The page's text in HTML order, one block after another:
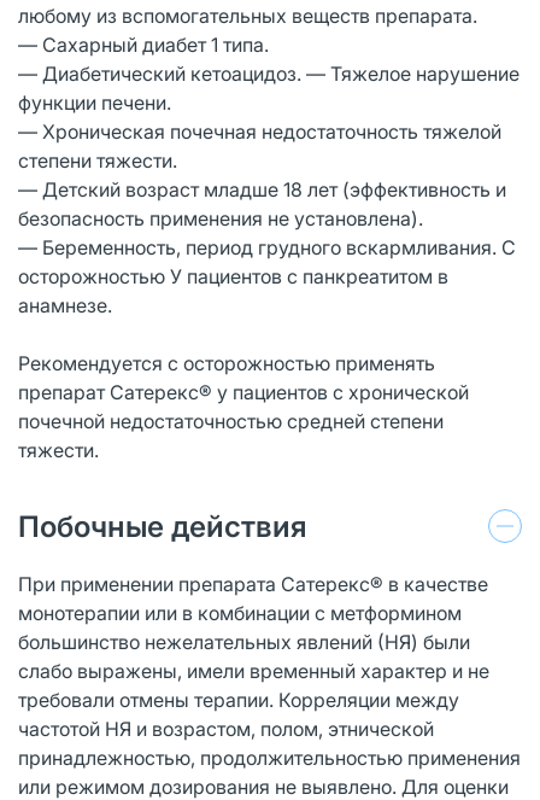
любому из вспомогательных веществ препарата.
— Сахарный диабет 1 типа.
— Диабетический кетоацидоз. — Тяжелое нарушение
функции печени.
— Хроническая почечная недостаточность тяжелой
степени тяжести.
— Детский возраст младше 18 лет (эффективность и
безопасность применения не установлена).
— Беременность, период грудного вскармливания. С
осторожностью У пациентов с панкреатитом в
анамнезе.
Рекомендуется с осторожностью применять
препарат Сатерекс® у пациентов с хронической
почечной недостаточностью средней степени
тяжести.
Побочные действия
При применении препарата Сатерекс® в качестве
монотерапии или в комбинации с метформином
большинство нежелательных явлений (НЯ) были
слабо выражены, имели временный характер и не
требовали отмены терапии. Корреляции между
частотой НЯ и возрастом, полом, этнической
принадлежностью, продолжительностью применения
или режимом дозирования не выявлено. Для оценки